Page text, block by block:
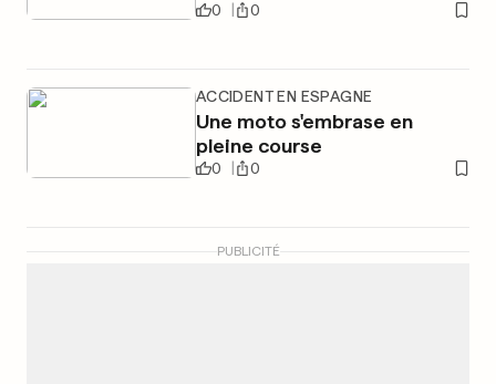
0 0
ACCIDENT EN ESPAGNE
Une moto s'embrase en
pleine course
0 0
PUBLICITÉ